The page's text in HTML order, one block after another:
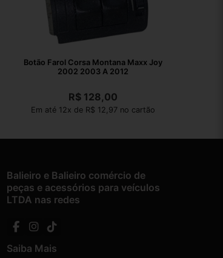
Botão Farol Corsa Montana Maxx Joy
2002 2003 A 2012
R$ 128,00
Em até 12x de R$ 12,97 no cartão
Balieiro e Balieiro comércio de
peças e acessórios para veículos
LTDA nas redes
Saiba Mais